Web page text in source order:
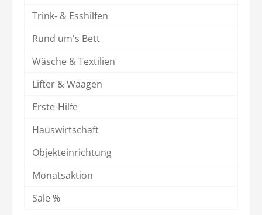
Trink- & Esshilfen
Rund um's Bett
Wäsche & Textilien
Lifter & Waagen
Erste-Hilfe
Hauswirtschaft
Objekteinrichtung
Monatsaktion
Sale %